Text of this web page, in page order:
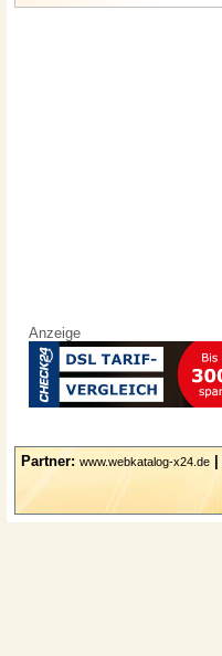
Anzeige
Partner: www.webkatalog-x24.de